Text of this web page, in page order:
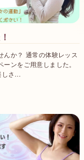
んか？ 通常の体験レッス
ンをご用意しました。
しさ…